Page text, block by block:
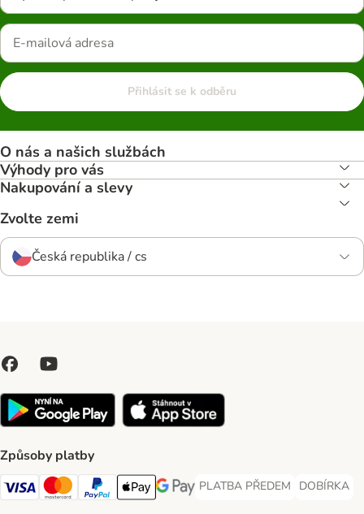
Přihlásit se k odběru
O nás a našich službách
Výhody pro vás
Nakupování a slevy
Zvolte zemi
Česká republika / cs
Způsoby platby
Visa Payment Method
Mastercard Payment Method
PayPal Payment Method
Apple pay Payment Method
GooglePay Payment Method
PLATBA PŘEDEM
PLATBA PŘEDEM Payment
DOBÍRKA
DOBÍRKA